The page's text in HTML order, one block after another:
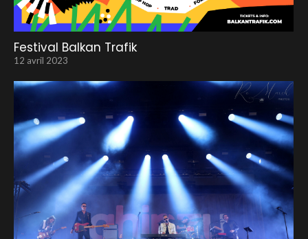
Festival Balkan Trafik
12 avril 2023